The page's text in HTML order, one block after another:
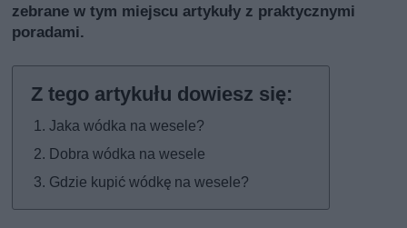
zebrane w tym miejscu artykuły z praktycznymi
poradami.
Jaka wódka na wesele?
Dobra wódka na wesele
Gdzie kupić wódkę na wesele?